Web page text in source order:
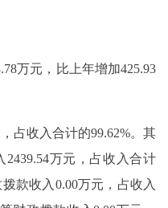
万元，比上年增加425.93
收入合计的99.62%。其
万元，占收入合计
款收入0.00万元，占收入